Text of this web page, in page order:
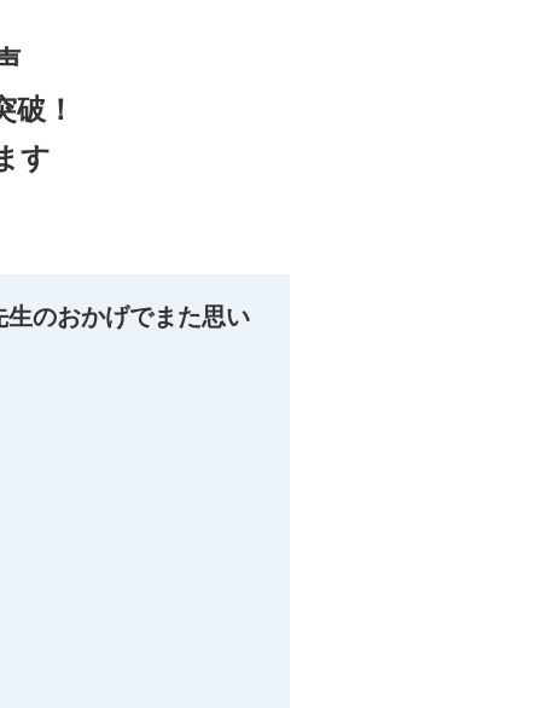
破！
す
のおかげでまた思い